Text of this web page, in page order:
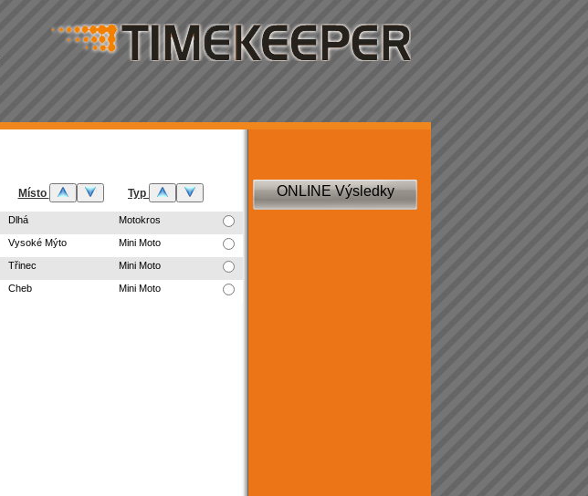
Místo Typ
Dlhá Motokros
Vysoké Mýto Mini Moto
Třinec Mini Moto
Cheb Mini Moto
ONLINE Výsledky